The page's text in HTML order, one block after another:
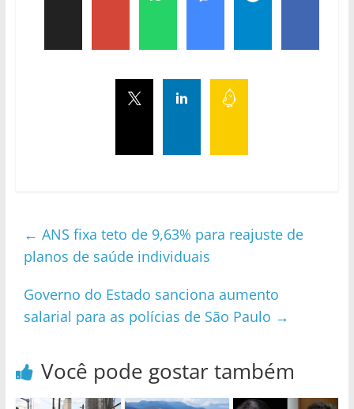
← ANS fixa teto de 9,63% para reajuste de
planos de saúde individuais
Governo do Estado sanciona aumento
salarial para as polícias de São Paulo →
Você pode gostar também